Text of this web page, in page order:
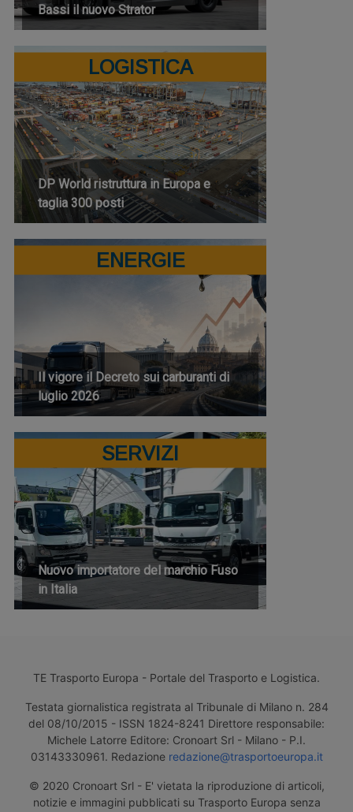
Bassi il nuovo Strator
LOGISTICA
DP World ristruttura in Europa e
taglia 300 posti
ENERGIE
Il vigore il Decreto sui carburanti di
luglio 2026
SERVIZI
Nuovo importatore del marchio Fuso
in Italia
TE Trasporto Europa - Portale del Trasporto e Logistica.
Testata giornalistica registrata al Tribunale di Milano n. 284
del 08/10/2015 - ISSN 1824-8241 Direttore responsabile:
Michele Latorre Editore: Cronoart Srl - Milano - P.I.
03143330961. Redazione redazione@trasportoeuropa.it
© 2020 Cronoart Srl - E' vietata la riproduzione di articoli,
notizie e immagini pubblicati su Trasporto Europa senza